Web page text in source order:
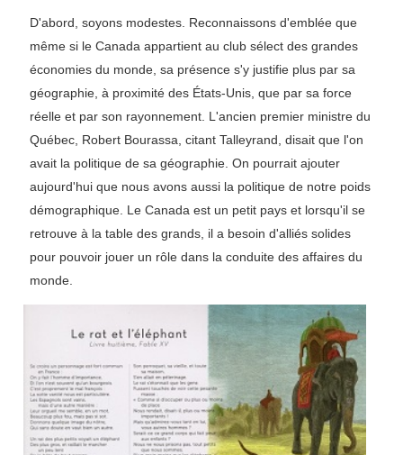
D'abord, soyons modestes. Reconnaissons d'emblée que
même si le Canada appartient au club sélect des grandes
économies du monde, sa présence s'y justifie plus par sa
géographie, à proximité des États-Unis, que par sa force
réelle et par son rayonnement. L'ancien premier ministre du
Québec, Robert Bourassa, citant Talleyrand, disait que l'on
avait la politique de sa géographie. On pourrait ajouter
aujourd'hui que nous avons aussi la politique de notre poids
démographique. Le Canada est un petit pays et lorsqu'il se
retrouve à la table des grands, il a besoin d'alliés solides
pour pouvoir jouer un rôle dans la conduite des affaires du
monde.